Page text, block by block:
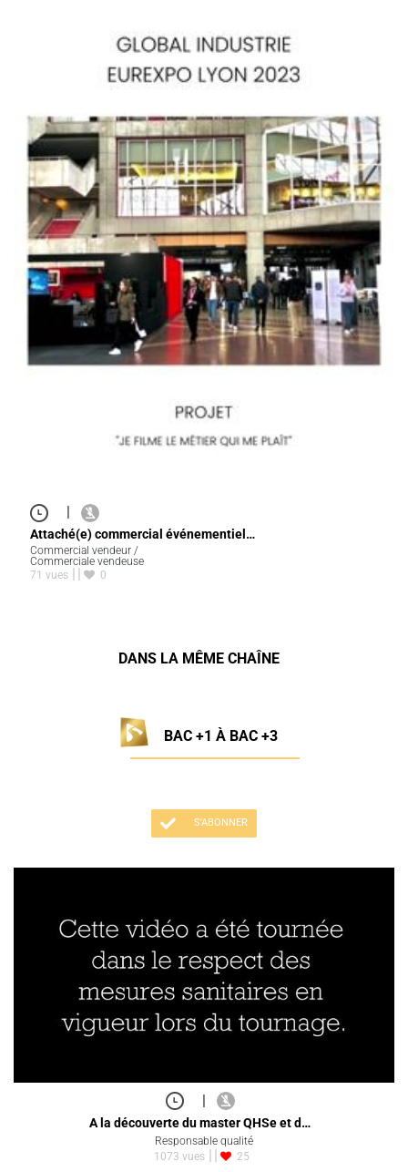
|
Attaché(e) commercial événementiel…
Commercial vendeur /
Commerciale vendeuse
71 vues
0
DANS LA MÊME CHAÎNE
BAC +1 À BAC +3
S'ABONNER
|
A la découverte du master QHSe et d…
Responsable qualité
1073 vues
25